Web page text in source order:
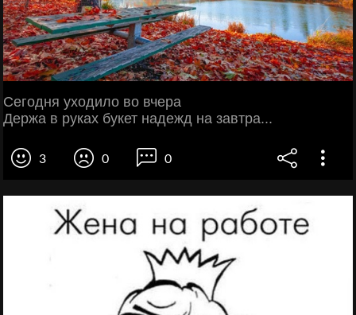
Сегодня уходило во вчера
Держа в руках букет надежд на завтра...
3 0 0